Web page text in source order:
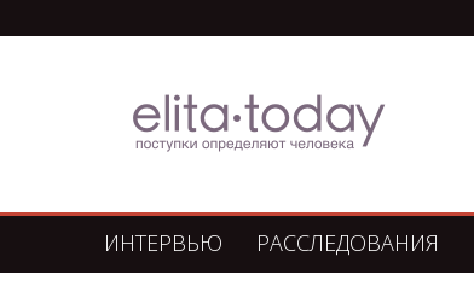
Сегодня
ИНТЕРВЬЮ РАССЛЕДОВАНИЯ